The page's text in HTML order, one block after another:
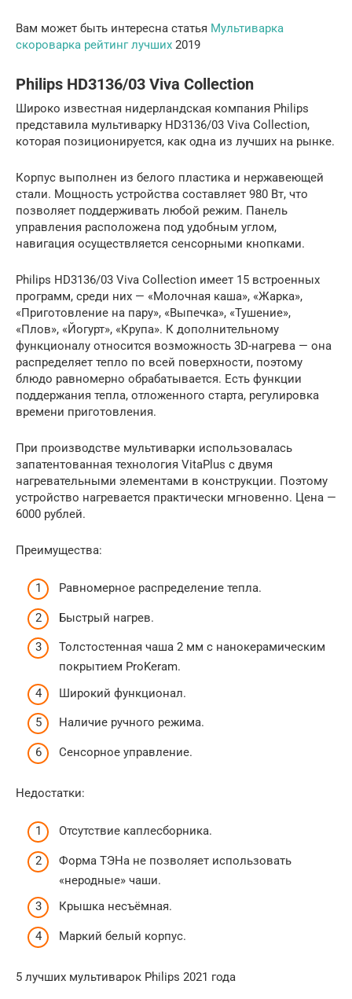
Вам может быть интересна статья Мультиварка
скороварка рейтинг лучших 2019
Philips HD3136/03 Viva Collection
Широко известная нидерландская компания Philips
представила мультиварку HD3136/03 Viva Collection,
которая позиционируется, как одна из лучших на рынке.
Корпус выполнен из белого пластика и нержавеющей
стали. Мощность устройства составляет 980 Вт, что
позволяет поддерживать любой режим. Панель
управления расположена под удобным углом,
навигация осуществляется сенсорными кнопками.
Philips HD3136/03 Viva Collection имеет 15 встроенных
программ, среди них — «Молочная каша», «Жарка»,
«Приготовление на пару», «Выпечка», «Тушение»,
«Плов», «Йогурт», «Крупа». К дополнительному
функционалу относится возможность 3D-нагрева — она
распределяет тепло по всей поверхности, поэтому
блюдо равномерно обрабатывается. Есть функции
поддержания тепла, отложенного старта, регулировка
времени приготовления.
При производстве мультиварки использовалась
запатентованная технология VitaPlus с двумя
нагревательными элементами в конструкции. Поэтому
устройство нагревается практически мгновенно. Цена —
6000 рублей.
Преимущества:
Равномерное распределение тепла.
Быстрый нагрев.
Толстостенная чаша 2 мм с нанокерамическим
покрытием ProKeram.
Широкий функционал.
Наличие ручного режима.
Сенсорное управление.
Недостатки:
Отсутствие каплесборника.
Форма ТЭНа не позволяет использовать
«неродные» чаши.
Крышка несъёмная.
Маркий белый корпус.
5 лучших мультиварок Philips 2021 года